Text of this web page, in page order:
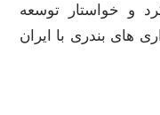
و خواستار توسعه
های بندری با ایران